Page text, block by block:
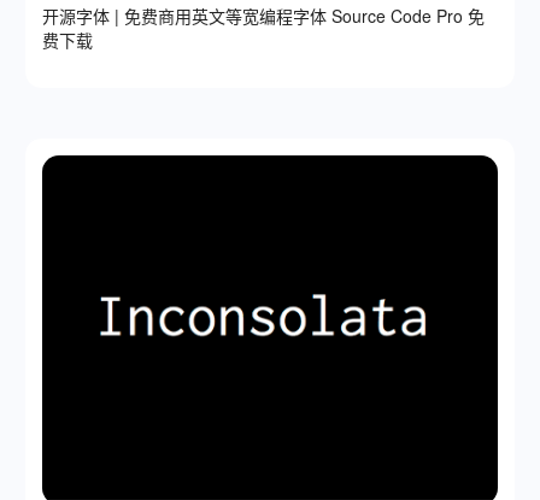
开源字体 | 免费商用英文等宽编程字体 Source Code Pro 免
费下载